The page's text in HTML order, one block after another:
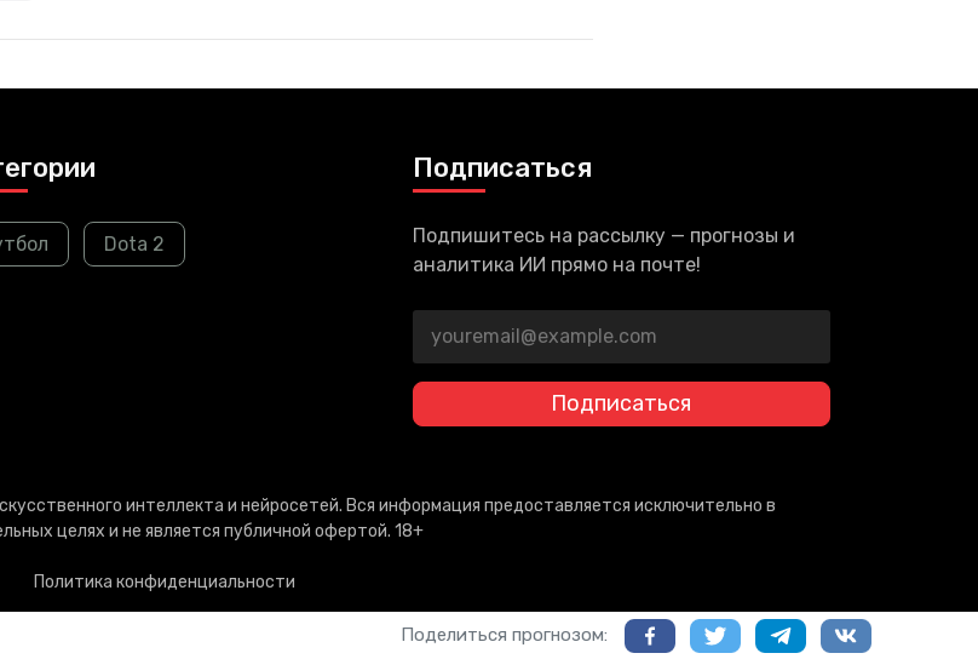
Поделиться прогнозом:
Dota 2
Подписаться
Подпишитесь на рассылку — прогнозы и
аналитика ИИ прямо на почте!
Подписаться
интеллекта и нейросетей. Вся информация предоставляется исключительно в
целях и не является публичной офертой. 18+
Политика конфиденциальности